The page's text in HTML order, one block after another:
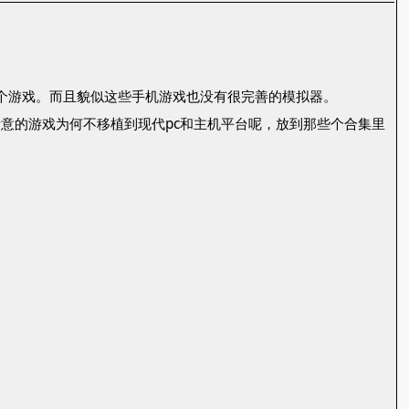
戏。而且貌似这些手机游戏也没有很完善的模拟器。
的游戏为何不移植到现代pc和主机平台呢，放到那些个合集里